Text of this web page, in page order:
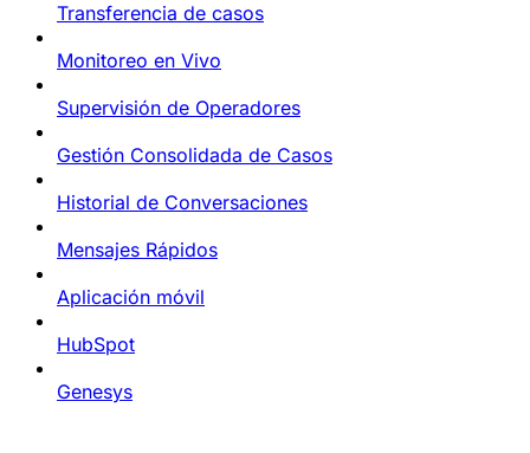
Transferencia de casos
Monitoreo en Vivo
Supervisión de Operadores
Gestión Consolidada de Casos
Historial de Conversaciones
Mensajes Rápidos
Aplicación móvil
HubSpot
Genesys